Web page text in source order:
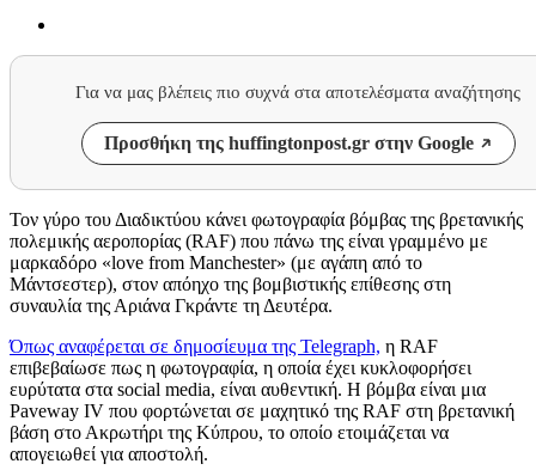
Για να μας βλέπεις πιο συχνά στα αποτελέσματα αναζήτησης
Προσθήκη της huffingtonpost.gr στην Google
Τον γύρο του Διαδικτύου κάνει φωτογραφία βόμβας της βρετανικής
πολεμικής αεροπορίας (RAF) που πάνω της είναι γραμμένο με
μαρκαδόρο «love from Manchester» (με αγάπη από το
Μάντσεστερ), στον απόηχο της βομβιστικής επίθεσης στη
συναυλία της Αριάνα Γκράντε τη Δευτέρα.
Όπως αναφέρεται σε δημοσίευμα της Telegraph, η RAF
επιβεβαίωσε πως η φωτογραφία, η οποία έχει κυκλοφορήσει
ευρύτατα στα social media, είναι αυθεντική. Η βόμβα είναι μια
Paveway IV που φορτώνεται σε μαχητικό της RAF στη βρετανική
βάση στο Ακρωτήρι της Κύπρου, το οποίο ετοιμάζεται να
απογειωθεί για αποστολή.